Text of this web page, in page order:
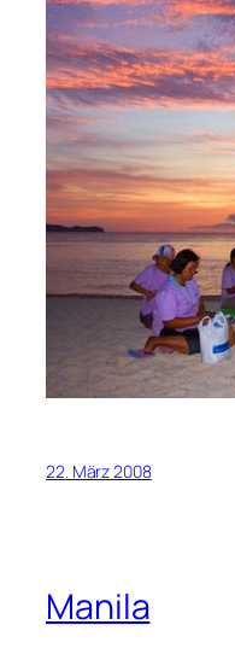
22. März 2008
Manila